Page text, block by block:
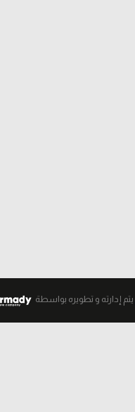
يتم إدارته و تطويره بواسطة